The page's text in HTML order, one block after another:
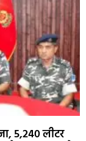
5,240 लीटर